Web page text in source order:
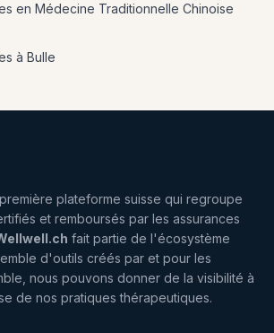
en Médecine Traditionnelle Chinoise
à Bulle
plateforme suisse qui regroupe
et remboursés par les assurances
fait partie de l'écosystème
d'outils créés par et pour les
nous pouvons donner de la visibilité à
de nos pratiques thérapeutiques.